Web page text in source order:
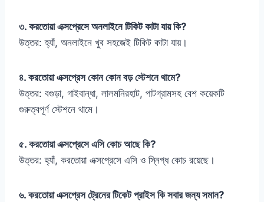
৩. করতোয়া এক্সপ্রেসে অনলাইনে টিকিট কাটা যায় কি?
উত্তর: হ্যাঁ, অনলাইনে খুব সহজেই টিকিট কাটা যায়।
৪. করতোয়া এক্সপ্রেস কোন কোন বড় স্টেশনে থামে?
উত্তর: বগুড়া, গাইবান্ধা, লালমনিরহাট, পাটগ্রামসহ বেশ কয়েকটি
গুরুত্বপূর্ণ স্টেশনে থামে।
৫. করতোয়া এক্সপ্রেসে এসি কোচ আছে কি?
উত্তর: হ্যাঁ, করতোয়া এক্সপ্রেসে এসি ও স্নিগ্ধ কোচ রয়েছে।
৬. করতোয়া এক্সপ্রেস ট্রেনের টিকেট প্রাইস কি সবার জন্য সমান?